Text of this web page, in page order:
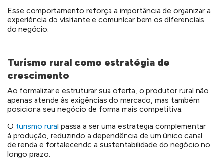
Esse comportamento reforça a importância de organizar a
experiência do visitante e comunicar bem os diferenciais
do negócio.
Turismo rural como estratégia de
crescimento
Ao formalizar e estruturar sua oferta, o produtor rural não
apenas atende às exigências do mercado, mas também
posiciona seu negócio de forma mais competitiva.
O turismo rural passa a ser uma estratégia complementar
à produção, reduzindo a dependência de um único canal
de renda e fortalecendo a sustentabilidade do negócio no
longo prazo.